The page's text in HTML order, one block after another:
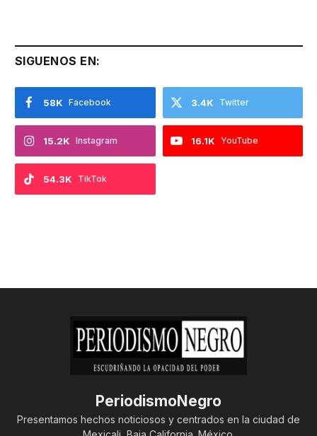
SIGUENOS EN:
Facebook
58K Twitter
3.4K
Instagram
15.2K YouTube
16.1K
TikTok
54.3K
PeriodismoNegro
Presentamos hechos noticiosos y centrados en la ciudad de